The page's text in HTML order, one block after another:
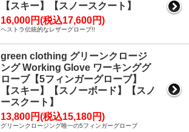
【スキー】【スノースクート】
16,000円(税込17,600円)
ヘストラ伝統的なレザーグローブ!!
green clothing グリーンクロージ
ング Working Glove ワーキンググ
ローブ【5フィンガーグローブ】
【スキー】【スノーボード】【スノ
ースクート】
13,800円(税込15,180円)
グリーンクロージング唯一の5フィンガーグローブ